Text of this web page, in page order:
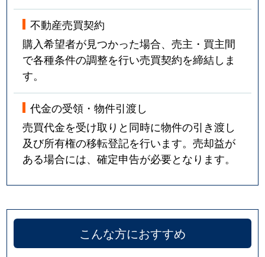
不動産売買契約
購入希望者が見つかった場合、売主・買主間
で各種条件の調整を行い売買契約を締結しま
す。
代金の受領・物件引渡し
売買代金を受け取りと同時に物件の引き渡し
及び所有権の移転登記を行います。売却益が
ある場合には、確定申告が必要となります。
こんな方におすすめ